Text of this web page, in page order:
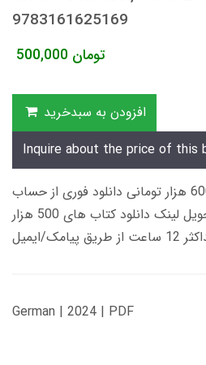
9783161625169
500,000 تومان
افزودن به سبدخرید
Inquire about the price of this
زمان تحویل کتاب های 600 هزار تومانی دانلود فوری از حساب
کاربری می باشد، و زمان تحویل لینک دانلود کتاب های 500 هزار
ایمیل
German | 2024 | PDF